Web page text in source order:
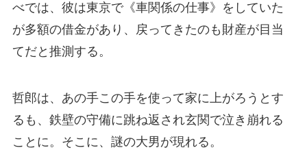
べでは、彼は東京で《車関係の仕事》をしていた
が多額の借金があり、戻ってきたのも財産が目当
てだと推測する。
哲郎は、あの手この手を使って家に上がろうとす
るも、鉄壁の守備に跳ね返され玄関で泣き崩れる
ことに。そこに、謎の大男が現れる。